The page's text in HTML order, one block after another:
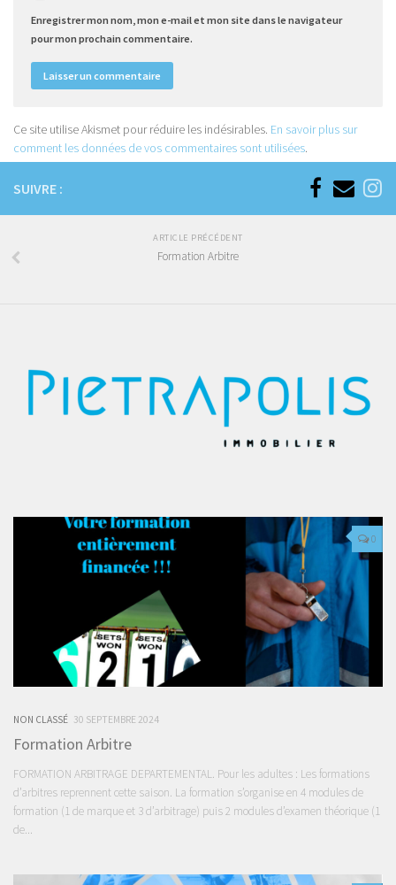
Enregistrer mon nom, mon e-mail et mon site dans le navigateur
pour mon prochain commentaire.
Ce site utilise Akismet pour réduire les indésirables. En savoir plus sur
comment les données de vos commentaires sont utilisées.
SUIVRE :
ARTICLE PRÉCÉDENT
Formation Arbitre
0
NON CLASSÉ 30 SEPTEMBRE 2024
Formation Arbitre
FORMATION ARBITRAGE DEPARTEMENTAL. Pour les adultes : Les formations
d’arbitres reprennent cette saison. La formation s’organise en 4 modules de
formation (1 de marque et 3 d’arbitrage) puis 2 modules d’examen théorique (1
de...